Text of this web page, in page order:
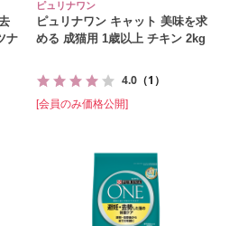
ナ
ピュリナワン
ピュリナワン キャット 美味を求
める 成猫用 1歳以上 チキン 2kg
4.0 （1）
[会員のみ価格公開]